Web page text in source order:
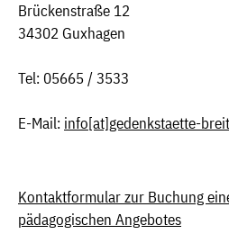
Brückenstraße 12
34302 Guxhagen
Tel: 05665 / 3533
E-Mail: info[at]gedenkstaette-
Kontaktformular zur Buchung
pädagogischen Angebotes